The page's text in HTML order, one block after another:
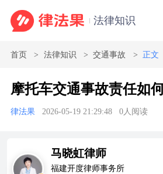
法律知识
首页 法律知识 交通事故 正文
摩托车交通事故责任如
律法果 2026-05-19 21:29:48 0人阅读
马晓虹律师
福建开度律师事务所